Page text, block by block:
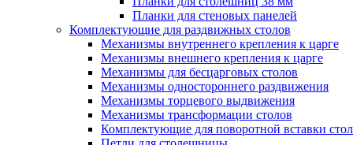
Планки для стеновых панелей
Комплектующие для раздвижных столов
Механизмы внутреннего крепления к царге
Механизмы внешнего крепления к царге
Механизмы для бесцарговых столов
Механизмы одностороннего раздвижения
Механизмы торцевого выдвижения
Механизмы трансформации столов
Комплектующие для поворотной вставки